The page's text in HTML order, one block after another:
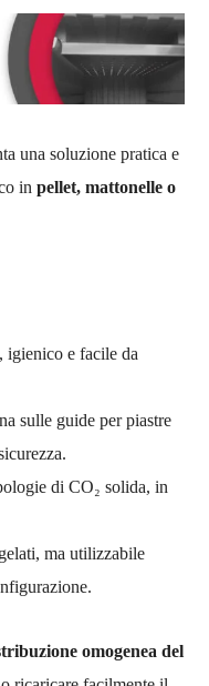
una soluzione pratica e
inpellet, mattonelle o
igienico e facile da
sulle guide per piastre
di CO₂ solida, in
ma utilizzabile
omogenea del